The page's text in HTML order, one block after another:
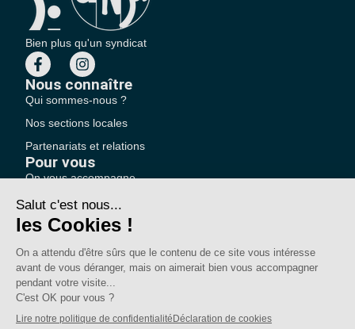
Bien plus qu'un syndicat
Nous connaître
Qui sommes-nous ?
Nos sections locales
Partenariats et relations
Pour vous
On vous accompagne
Pourquoi adhérer ?
Votre section locale
FAQ
Nous contacter
Votre espace